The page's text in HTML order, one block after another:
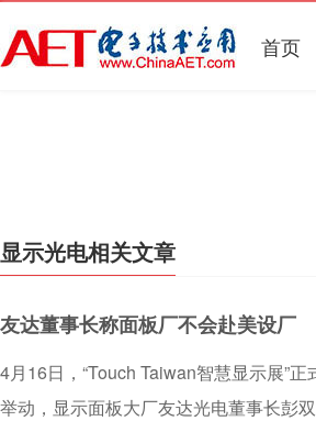
首页
显示光电相关文章
友达董事长称面板厂不会赴美设厂
4月16日，“Touch Taiwan智慧显示展”
举动，显示面板大厂友达光电董事长彭